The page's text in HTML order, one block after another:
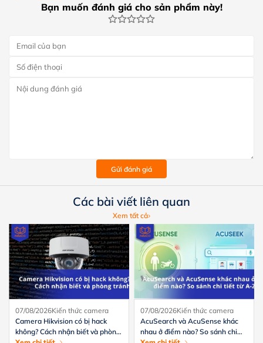
Bạn muốn đánh giá cho sản phẩm này!
Gửi đánh giá
Các bài viết liên quan
Xem tất cả
07/08/2026Kiến thức camera
Camera Hikvision có bị hack
không? Cách nhận biết và phòng
07/08/2026Kiến thức camera
AcuSearch và AcuSense khác
nhau ở điểm nào? So sánh chi